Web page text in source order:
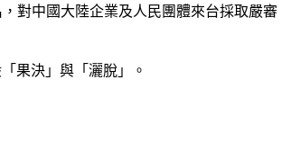
對中國大陸企業及人民團體來台採取嚴審
果決」與「灑脫」。